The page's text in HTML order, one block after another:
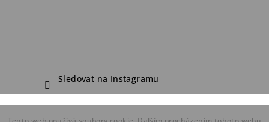
Sledovat na Instagramu
Copyright 2026FDF Bike Shop. Všechna práva vyhrazena.